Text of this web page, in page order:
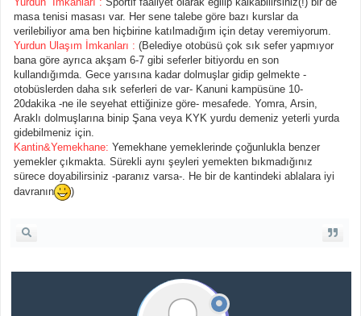
masa tenisi masası var. Her sene talebe göre bazı kurslar da
verilebiliyor ama ben hiçbirine katılmadığım için detay veremiyorum.
Yurdun Ulaşım İmkanları : (Belediye otobüsü çok sık sefer yapmıyor
bana göre ayrıca akşam 6-7 gibi seferler bitiyordu en son
kullandığımda. Gece yarısına kadar dolmuşlar gidip gelmekte -
otobüslerden daha sık seferleri de var- Kanuni kampüsüne 10-
20dakika -ne ile seyehat ettiğinize göre- mesafede. Yomra, Arsin,
Araklı dolmuşlarına binip Şana veya KYK yurdu demeniz yeterli yurda
gidebilmeniz için.
Kantin&Yemekhane: Yemekhane yemeklerinde çoğunlukla benzer
yemekler çıkmakta. Sürekli aynı şeyleri yemekten bıkmadığınız
sürece doyabilirsiniz -paranız varsa-. He bir de kantindeki ablalara iyi
davranın
)